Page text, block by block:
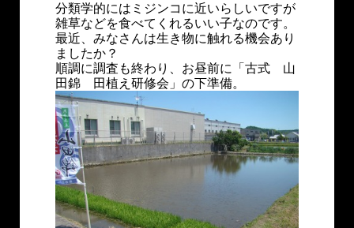
分類学的にはミジンコに近いらしいですが
雑草などを食べてくれるいい子なのです。
最近、みなさんは生き物に触れる機会あり
ましたか？
順調に調査も終わり、お昼前に「古式 山
田錦 田植え研修会」の下準備。